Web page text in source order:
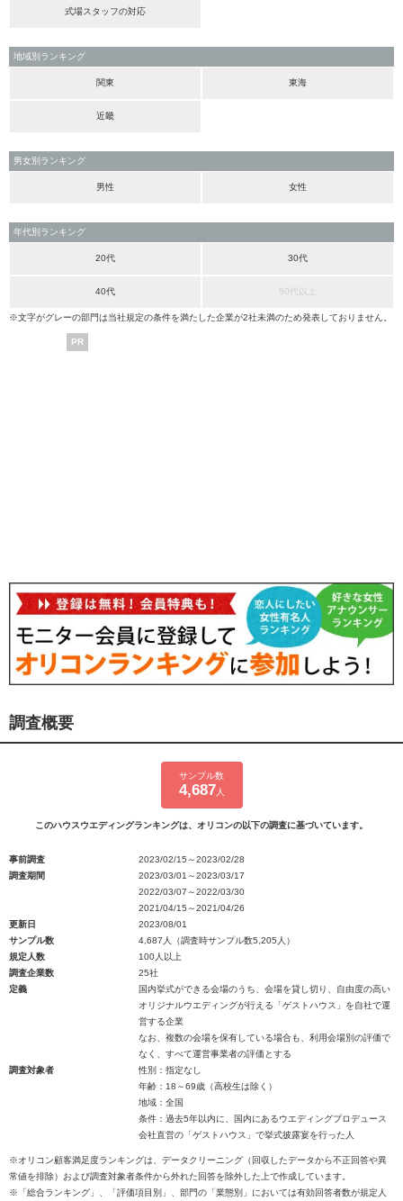
式場スタッフの対応
地域別ランキング
関東 東海
近畿
男女別ランキング
男性 女性
年代別ランキング
20代 30代
40代 50代以上
※文字がグレーの部門は当社規定の条件を満たした企業が2社未満のため発表しておりません。
PR
調査概要
サンプル数
4,687 人
このハウスウエディングランキングは、オリコンの以下の調査に基づいています。
事前調査
2023/02/15～2023/02/28
調査期間
2023/03/01～2023/03/17
2022/03/07～2022/03/30
2021/04/15～2021/04/26
更新日
2023/08/01
サンプル数
4,687人（調査時サンプル数5,205人）
規定人数
100人以上
調査企業数
25社
定義
国内挙式ができる会場のうち、会場を貸し切り、自由度の高い
オリジナルウエディングが行える「ゲストハウス」を自社で運
営する企業
なお、複数の会場を保有している場合も、利用会場別の評価で
なく、すべて運営事業者の評価とする
調査対象者
性別：指定なし
年齢：18～69歳（高校生は除く）
地域：全国
条件：過去5年以内に、国内にあるウエディングプロデュース
会社直営の「ゲストハウス」で挙式披露宴を行った人
※オリコン顧客満足度ランキングは、データクリーニング（回収したデータから不正回答や異
常値を排除）および調査対象者条件から外れた回答を除外した上で作成しています。
※「総合ランキング」、「評価項目別」、部門の「業態別」においては有効回答者数が規定人